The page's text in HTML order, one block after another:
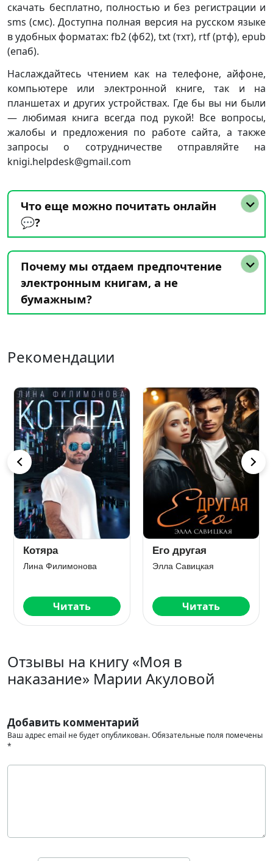
скачать бесплатно, полностью и без регистрации и
sms (смс). Доступна полная версия на русском языке
в удобных форматах: fb2 (фб2), txt (тхт), rtf (ртф), epub
(епаб).
Наслаждайтесь чтением как на телефоне, айфоне,
компьютере или электронной книге, так и на
планшетах и других устройствах. Где бы вы ни были
— любимая книга всегда под рукой! Все вопросы,
жалобы и предложения по работе сайта, а также
запросы о сотрудничестве отправляйте на
knigi.helpdesk@gmail.com
Что еще можно почитать онлайн
💬?
Почему мы отдаем предпочтение
электронным книгам, а не
бумажным?
Рекомендации
Котяра
Лина Филимонова
Читать
Его другая
Элла Савицкая
Читать
Отзывы на книгу «Моя в
наказание» Марии Акуловой
Добавить комментарий
Ваш адрес email не будет опубликован.Обязательные поля помечены
*